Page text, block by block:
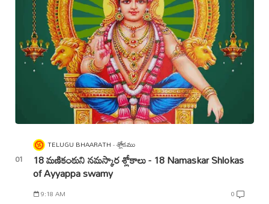
TELUGU BHAARATH శ్లోకము
18 మణికంఠుని నమస్కార శ్లోకాలు - 18 Namaskar Shlokas
of Ayyappa swamy
9:18 AM 0